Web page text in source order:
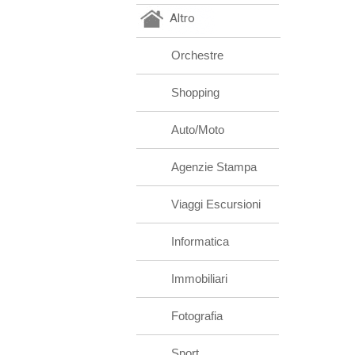
Altro
Orchestre
Shopping
Auto/Moto
Agenzie Stampa
Viaggi Escursioni
Informatica
Immobiliari
Fotografia